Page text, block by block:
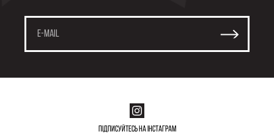
Підписуйтесь на інстаграм